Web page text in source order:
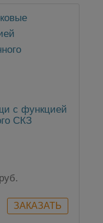
с функцией
СКЗ
руб.